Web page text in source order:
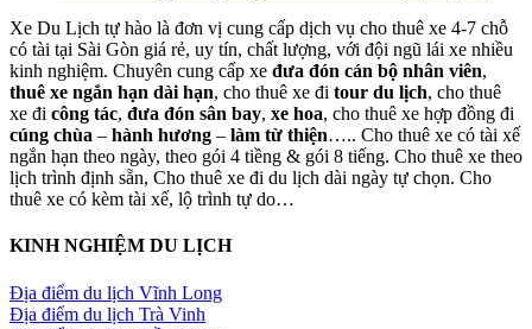
Xe Du Lịch tự hào là đơn vị cung cấp dịch vụ cho thuê xe 4-7 chỗ
có tài tại Sài Gòn giá rẻ, uy tín, chất lượng, với đội ngũ lái xe nhiều
kinh nghiệm. Chuyên cung cấp xe đưa đón cán bộ nhân viên,
thuê xe ngắn hạn dài hạn, cho thuê xe đi tour du lịch, cho thuê
xe đi công tác, đưa đón sân bay, xe hoa, cho thuê xe hợp đồng đi
cúng chùa – hành hương – làm từ thiện….. Cho thuê xe có tài xế
ngắn hạn theo ngày, theo gói 4 tiềng & gói 8 tiếng. Cho thuê xe theo
lịch trình định sẵn, Cho thuê xe đi du lịch dài ngày tự chọn. Cho
thuê xe có kèm tài xế, lộ trình tự do…
KINH NGHIỆM DU LỊCH
Địa điểm du lịch Vĩnh Long
Địa điểm du lịch Trà Vinh